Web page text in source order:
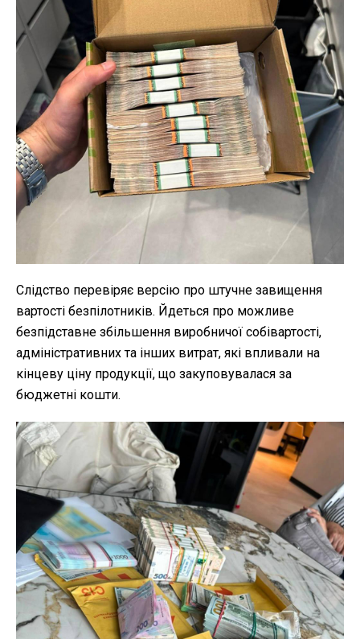
Слідство перевіряє версію про штучне завищення
вартості безпілотників. Йдеться про можливе
безпідставне збільшення виробничої собівартості,
адміністративних та інших витрат, які впливали на
кінцеву ціну продукції, що закуповувалася за
бюджетні кошти.